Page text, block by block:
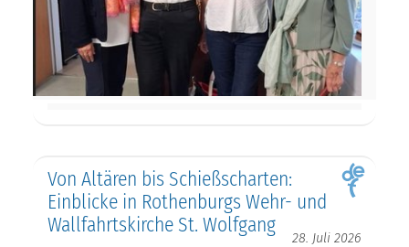
Von Altären bis Schießscharten:
Einblicke in Rothenburgs Wehr- und
Wallfahrtskirche St. Wolfgang
28. Juli 2026